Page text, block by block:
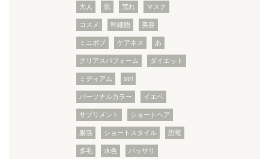
大人 肌 荒れ マスク
コスメ 幹細胞 美容
ミニボブ ケアネス あ
クリアスパフォーム ダイエット
ミディアム stri
パーソナルカラー イエベ
サプリメント ショートヘア
腸活 ショートスタイル 恐竜
多毛 水色 バッサリ